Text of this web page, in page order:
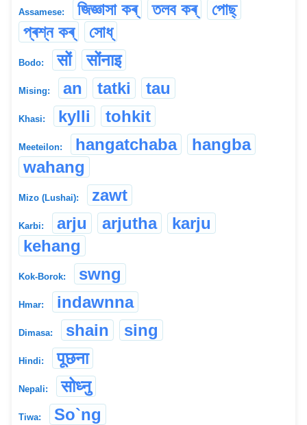
Assamese: জিজ্ঞাসা কৰ্ তলব কৰ্
পোছ্
প্ৰশ্ন কৰ্
সোধ্
Bodo: सों सोंनाइ
Mising: an tatki tau
Khasi: kylli tohkit
Meeteilon: hangatchaba
hangba
wahang
Mizo (Lushai): zawt
Karbi: arju arjutha
karju
kehang
Kok-Borok: swng
Hmar: indawnna
Dimasa: shain sing
Hindi: पूछना
Nepali: सोध्नु
Tiwa: So`ng